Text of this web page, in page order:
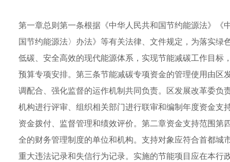
第一章总则第一条根据《中华人民共和国节约能源法》
国节约能源法〉办法》等有关法律、文件规定，为落实
低碳、安全高效的现代能源体系，实现节能减碳工作目
预算专项安排。第三条节能减碳专项资金的管理使用由
调配合、强化监督的运作机制共同负责。区发展改革委
机构进行评审、组织相关部门进行联审和编制年度资金
资金拨付、监督管理和绩效评价。第二章资金支持范围
全的财务管理制度的单位和机构。支持对象应符合首都
重大违法记录和失信行为记录。实施的节能项目应在本